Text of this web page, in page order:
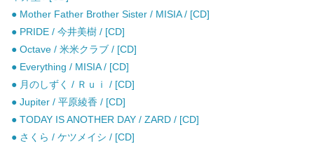
● Mother Father Brother Sister / MISIA / [CD]
● PRIDE / 今井美樹 / [CD]
● Octave / 米米クラブ / [CD]
● Everything / MISIA / [CD]
● 月のしずく / Ｒｕｉ / [CD]
● Jupiter / 平原綾香 / [CD]
● TODAY IS ANOTHER DAY / ZARD / [CD]
● さくら / ケツメイシ / [CD]